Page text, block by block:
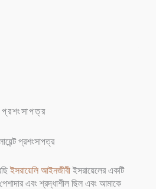
প্রশংসাপত্র
প্রশংসাপত্র
ইসরায়েলি আইনজীবীইসরায়েলের একটি
এবং শ্রদ্ধাশীল ছিল এবং আমাকে